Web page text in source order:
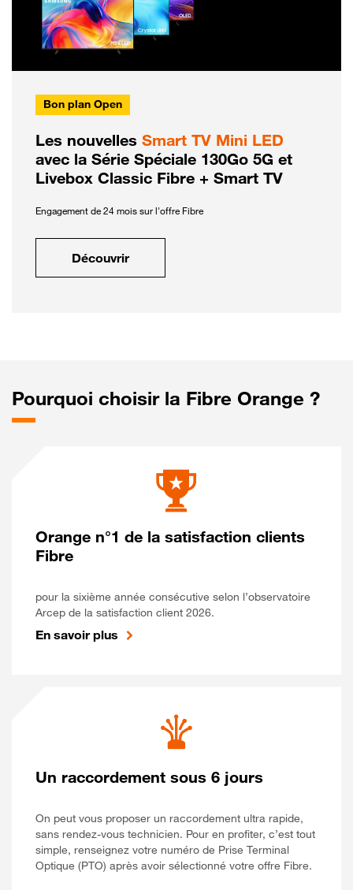
Bon plan Open
Les nouvelles Smart TV Mini LED
avec la Série Spéciale 130Go 5G et
Livebox Classic Fibre + Smart TV
Engagement de 24 mois sur l'offre Fibre
Découvrir
Pourquoi choisir la Fibre Orange ?
Orange n°1 de la satisfaction clients
Fibre
pour la sixième année consécutive selon l’observatoire
Arcep de la satisfaction client 2026.
En savoir plus
Un raccordement sous 6 jours
On peut vous proposer un raccordement ultra rapide,
sans rendez-vous technicien. Pour en profiter, c’est tout
simple, renseignez votre numéro de Prise Terminal
Optique (PTO) après avoir sélectionné votre offre Fibre.